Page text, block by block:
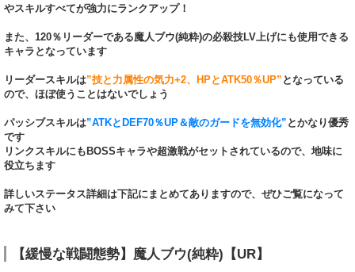
やスキルすべてが強力にランクアップ！
また、120％リーダーである魔人ブウ(純粋)の必殺技LV上げにも使用できる
キャラとなっています
リーダースキルは”技と力属性の気力+2、HPとATK50％UP” となっている
ので、ほぼ使うことはないでしょう
パッシブスキルは”ATKとDEF70％UP＆敵のガードを無効化” とかなり優秀
です
リンクスキルにもBOSSキャラや超激戦がセットされているので、地味に
役立ちます
詳しいステータス詳細は下記にまとめてありますので、ぜひご覧になって
みて下さい
【緩慢な戦闘態勢】魔人ブウ(純粋)【UR】